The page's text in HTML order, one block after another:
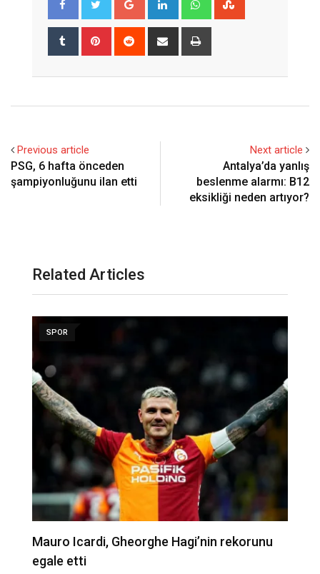
Tumblr Pinterest Reddit
Share
Previous article
PSG, 6 hafta önceden
şampiyonluğunu ilan etti
Next article
Antalya’da yanlış
beslenme alarmı: B12
eksikliği neden artıyor?
Related Articles
SPOR
Mauro Icardi, Gheorghe Hagi’nin rekorunu
egale etti